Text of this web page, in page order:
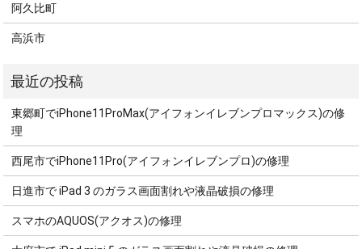
阿久比町
高浜市
東郷町でiPhone11ProMax(アイフォンイレブンプロマックス)の修
理
西尾市でiPhone11Pro(アイフォンイレブンプロ)の修理
日進市で iPad 3 のガラス画面割れや液晶破損の修理
スマホのAQUOS(アクオス)の修理